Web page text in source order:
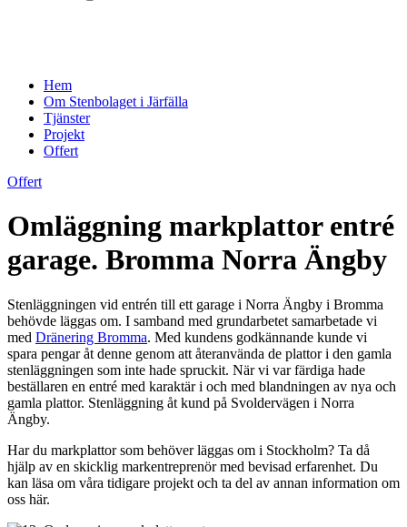
Hem
Om Stenbolaget i Järfälla
Tjänster
Projekt
Offert
Offert
Omläggning markplattor entré
garage. Bromma Norra Ängby
Stenläggningen vid entrén till ett garage i Norra Ängby i Bromma
behövde läggas om. I samband med grundarbetet samarbetade vi
med Dränering Bromma. Med kundens godkännande kunde vi
spara pengar åt denne genom att återanvända de plattor i den gamla
stenläggningen som inte hade spruckit. När vi var färdiga hade
beställaren en entré med karaktär i och med blandningen av nya och
gamla plattor. Stenläggning åt kund på Svoldervägen i Norra
Ängby.
Har du markplattor som behöver läggas om i Stockholm? Ta då
hjälp av en skicklig markentreprenör med bevisad erfarenhet. Du
kan läsa om våra tidigare projekt och ta del av annan information om
oss här.